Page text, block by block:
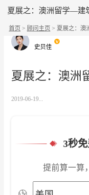
夏展之：澳洲留学—建
首页 > 顾问主页 > 夏展之：澳
史贝佳
夏展之：澳洲
2019-06-19...
3秒
提前算一算